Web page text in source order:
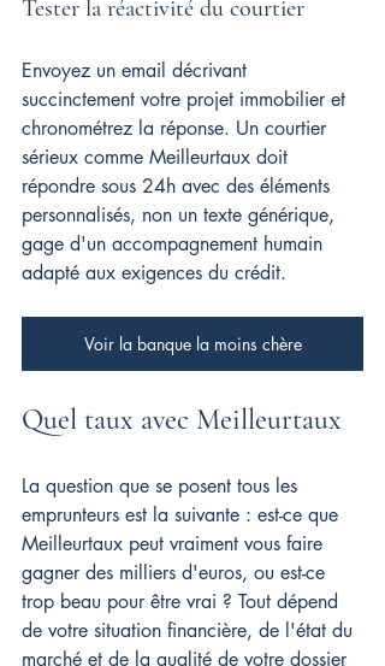
Tester la réactivité du courtier
Envoyez un email décrivant
succinctement votre projet immobilier et
chronométrez la réponse. Un courtier
sérieux comme Meilleurtaux doit
répondre sous 24h avec des éléments
personnalisés, non un texte générique,
gage d'un accompagnement humain
adapté aux exigences du crédit.
Voir la banque la moins chère
Quel taux avec Meilleurtaux
La question que se posent tous les
emprunteurs est la suivante : est-ce que
Meilleurtaux peut vraiment vous faire
gagner des milliers d'euros, ou est-ce
trop beau pour être vrai ? Tout dépend
de votre situation financière, de l'état du
marché et de la qualité de votre dossier